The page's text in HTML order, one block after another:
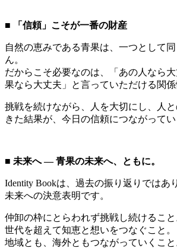
■ 「信頼」こそが一番の財産
自然の恵みである青果は、一つとして
ん。
だからこそ必要なのは、「あの人なら
果なら大丈夫」と言っていただける関係
挑戦を続けながら、人を大切にし、人
きた結果が、今日の信頼につながってい
■ 未来へ ― 青果の未来へ、ともに。
Identity Bookは、過去の振り返りではあ
未来への決意表明です。
仲卸の枠にとらわれず挑戦し続けること
世代を超えて知恵と想いをつなぐこと。
地域とも、海外ともつながっていくこと